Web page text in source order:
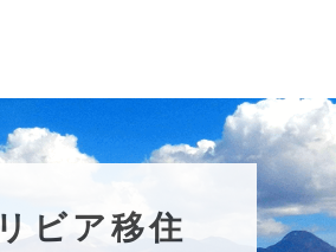
ビア移住